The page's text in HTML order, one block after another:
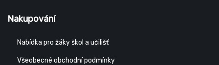
Nakupování
Nabídka pro žáky škol a učilišť
Všeobecné obchodní podmínky